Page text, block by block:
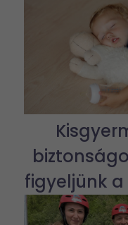
figyeljünk